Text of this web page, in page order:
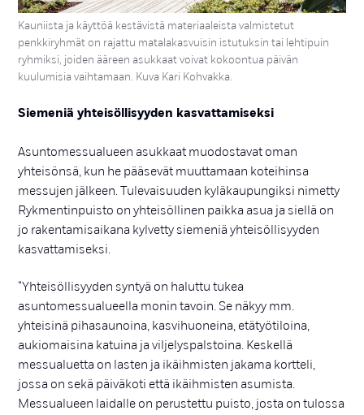
Kauniista ja käyttöä kestävistä materiaaleista valmistetut
penkkiryhmät on rajattu matalakasvuisin istutuksin tai lehtipuin
ryhmiksi, joiden ääreen asukkaat voivat kokoontua päivän
kuulumisia vaihtamaan. Kuva Kari Kohvakka.
Siemeniä yhteisöllisyyden kasvattamiseksi
Asuntomessualueen asukkaat muodostavat oman
yhteisönsä, kun he pääsevät muuttamaan koteihinsa
messujen jälkeen. Tulevaisuuden kyläkaupungiksi nimetty
Rykmentinpuisto on yhteisöllinen paikka asua ja siellä on
jo rakentamisaikana kylvetty siemeniä yhteisöllisyyden
kasvattamiseksi.
“Yhteisöllisyyden syntyä on haluttu tukea
asuntomessualueella monin tavoin. Se näkyy mm.
yhteisinä pihasaunoina, kasvihuoneina, etätyötiloina,
aukiomaisina katuina ja viljelyspalstoina. Keskellä
messualuetta on lasten ja ikäihmisten jakama kortteli,
jossa on sekä päiväkoti että ikäihmisten asumista.
Messualueen laidalle on perustettu puisto, josta on tulossa